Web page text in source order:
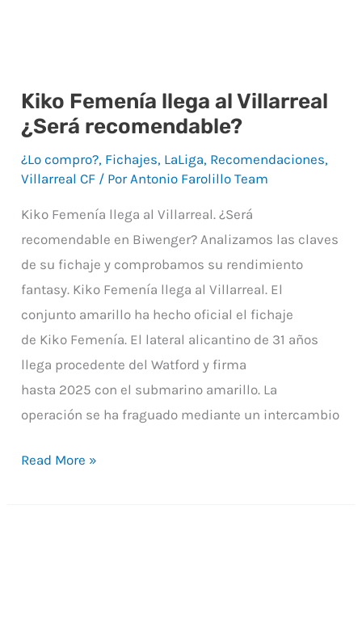
Kiko Femenía llega al Villarreal
¿Será recomendable?
¿Lo compro?, Fichajes, LaLiga, Recomendaciones,
Villarreal CF / Por Antonio Farolillo Team
Kiko Femenía llega al Villarreal. ¿Será
recomendable en Biwenger? Analizamos las claves
de su fichaje y comprobamos su rendimiento
fantasy. Kiko Femenía llega al Villarreal. El
conjunto amarillo ha hecho oficial el fichaje
de Kiko Femenía. El lateral alicantino de 31 años
llega procedente del Watford y firma
hasta 2025 con el submarino amarillo. La
operación se ha fraguado mediante un intercambio
Kiko
Femenía
al
Read More »